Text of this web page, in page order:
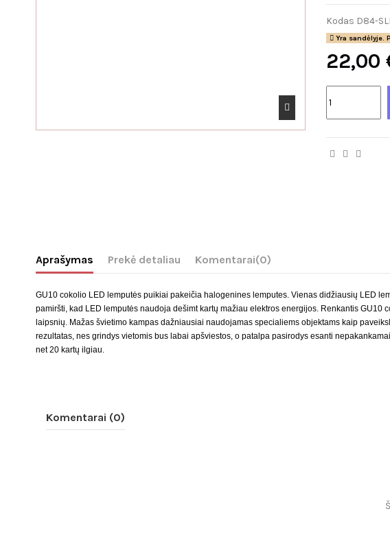
Kodas D84-
Yra sandėlyje.
22,00
Aprašymas Prekė detaliau Komentarai(0)
GU10 cokolio LED lemputės puikiai pakeičia halogenines lemputes. Vienas didžiausių LED
pamiršti, kad LED lemputės naudoja dešimt kartų mažiau elektros energijos. Renkantis
laipsnių. Mažas švietimo kampas dažniausiai naudojamas specialiems objektams kaip
rezultatas, nes grindys vietomis bus labai apšviestos, o patalpa pasirodys esanti
net 20 kartų ilgiau.
Komentarai (0)